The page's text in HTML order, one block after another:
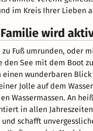
im Kreis Ihrer Lieben
wird
zu Fuß umrunden, oder
den See mit dem Boot
einen wunderbaren
Jolle auf dem
Wassermassen. An
in allen
schafft